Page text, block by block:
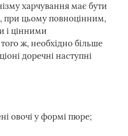
харчування має бути
при цьому повноцінним,
і цінними
ж, необхідно більше
доречні наступні
овочі у формі пюре;